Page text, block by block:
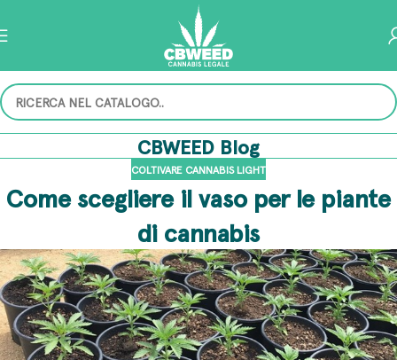
CBWEED Blog
COLTIVARE CANNABIS LIGHT
Come scegliere il vaso per le piante
di cannabis